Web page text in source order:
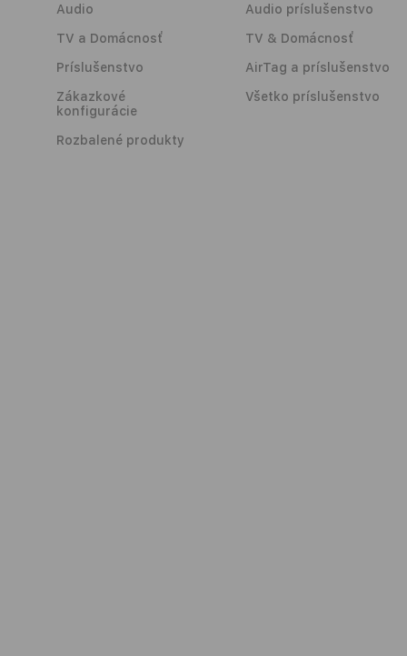
Audio
TV a Domácnosť
Príslušenstvo
Zákazkové
konfigurácie
Rozbalené produkty
Audio príslušenstvo
TV & Domácnosť
AirTag a príslušenstvo
Všetko príslušenstvo